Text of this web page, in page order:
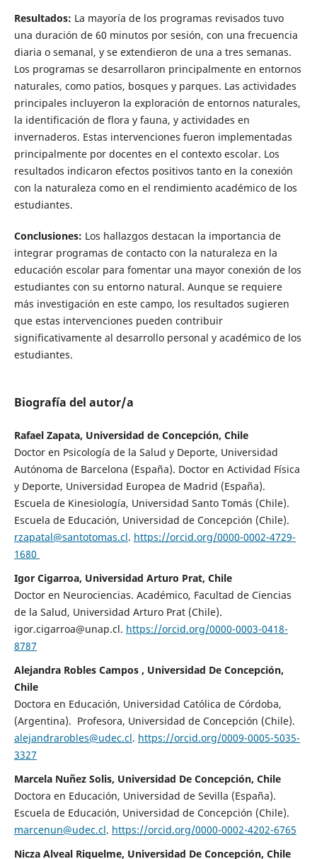
Resultados: La mayoría de los programas revisados tuvo
una duración de 60 minutos por sesión, con una frecuencia
diaria o semanal, y se extendieron de una a tres semanas.
Los programas se desarrollaron principalmente en entornos
naturales, como patios, bosques y parques. Las actividades
principales incluyeron la exploración de entornos naturales,
la identificación de flora y fauna, y actividades en
invernaderos. Estas intervenciones fueron implementadas
principalmente por docentes en el contexto escolar. Los
resultados indicaron efectos positivos tanto en la conexión
con la naturaleza como en el rendimiento académico de los
estudiantes.
Conclusiones: Los hallazgos destacan la importancia de
integrar programas de contacto con la naturaleza en la
educación escolar para fomentar una mayor conexión de los
estudiantes con su entorno natural. Aunque se requiere
más investigación en este campo, los resultados sugieren
que estas intervenciones pueden contribuir
significativamente al desarrollo personal y académico de los
estudiantes.
Biografía del autor/a
Rafael Zapata, Universidad de Concepción, Chile
Doctor en Psicología de la Salud y Deporte, Universidad
Autónoma de Barcelona (España). Doctor en Actividad Física
y Deporte, Universidad Europea de Madrid (España).
Escuela de Kinesiología, Universidad Santo Tomás (Chile).
Escuela de Educación, Universidad de Concepción (Chile).
rzapatal@santotomas.cl. https://orcid.org/0000-0002-4729-
1680
Igor Cigarroa, Universidad Arturo Prat, Chile
Doctor en Neurociencias. Académico, Facultad de Ciencias
de la Salud, Universidad Arturo Prat (Chile).
igor.cigarroa@unap.cl. https://orcid.org/0000-0003-0418-
8787
Alejandra Robles Campos , Universidad De Concepción,
Chile
Doctora en Educación, Universidad Católica de Córdoba,
(Argentina). Profesora, Universidad de Concepción (Chile).
alejandrarobles@udec.cl. https://orcid.org/0009-0005-5035-
3327
Marcela Nuñez Solis, Universidad De Concepción, Chile
Doctora en Educación, Universidad de Sevilla (España).
Escuela de Educación, Universidad de Concepción (Chile).
marcenun@udec.cl. https://orcid.org/0000-0002-4202-6765
Nicza Alveal Riquelme, Universidad De Concepción, Chile